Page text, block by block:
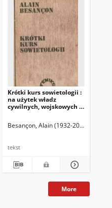
Juryś, Julia (1946- ) Tł.
Krótki kurs sowietologii :
na użytek władz
cywilnych, wojskowych i
Besançon, Alain (1932-2023)
tekst
More